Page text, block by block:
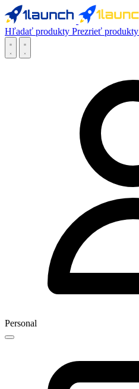
Hľadať produkty Prezrieť produkty
Personal